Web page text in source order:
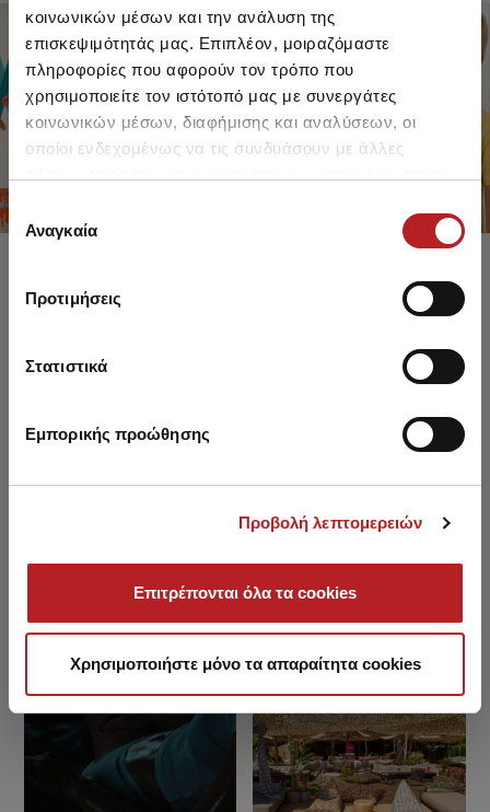
κοινωνικών μέσων και την ανάλυση της
επισκεψιμότητάς μας. Επιπλέον, μοιραζόμαστε
πληροφορίες που αφορούν τον τρόπο που
χρησιμοποιείτε τον ιστότοπό μας με συνεργάτες
κοινωνικών μέσων, διαφήμισης και αναλύσεων, οι
οποίοι ενδεχομένως να τις συνδυάσουν με άλλες
των υπηρεσιών τους.
Επιλογή
συγκατάθεσης
Αναγκαία
Προτιμήσεις
Στατιστικά
Εμπορικής προώθησης
Προβολή λεπτομερειών
Επιτρέπονται όλα τα cookies
Χρησιμοποιήστε μόνο τα απαραίτητα cookies
FOR GIRLS
UP TO -30%
SHOP SALE
FOR BOYS
UP TO -30%
SHOP SALE
Minerva Blog